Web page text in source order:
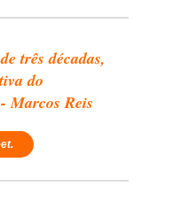
três décadas,
do
Marcos Reis